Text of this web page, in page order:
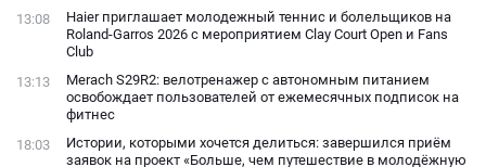
13:08
Haier приглашает молодежный теннис и болельщиков на
Roland-Garros 2026 с мероприятием Clay Court Open и Fans
Club
13:13
Merach S29R2: велотренажер с автономным питанием
освобождает пользователей от ежемесячных подписок на
фитнес
18:03
Истории, которыми хочется делиться: завершился приём
заявок на проект «Больше, чем путешествие в молодёжную